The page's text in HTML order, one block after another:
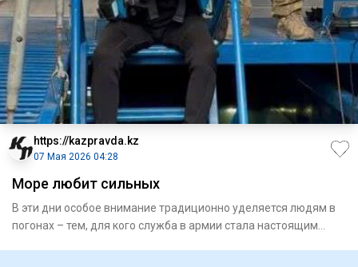
https://kazpravda.kz
07 Мая 2026 04:28
Море любит сильных
В эти дни особое внимание традиционно уделяется людям в
погонах – тем, для кого служба в армии стала настоящим